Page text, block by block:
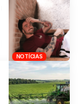
NOTÍCIAS